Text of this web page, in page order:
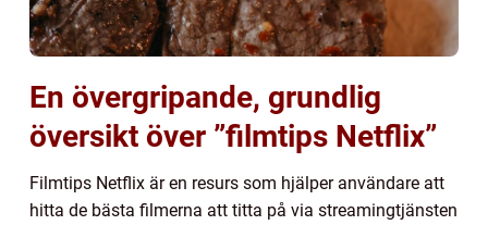
En övergripande, grundlig
översikt över ”filmtips Netflix”
Filmtips Netflix är en resurs som hjälper användare att
hitta de bästa filmerna att titta på via streamingtjänsten